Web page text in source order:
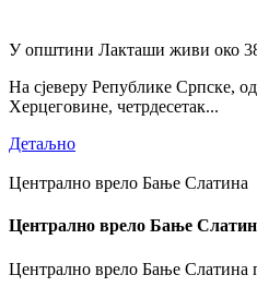
У општини Лакташи живи око
На сјеверу Републике Српске,
Херцеговине, четрдесетак...
Детаљно
Централно врело Бање Слатина
Централно врело Бање
Централно врело Бање Слатина